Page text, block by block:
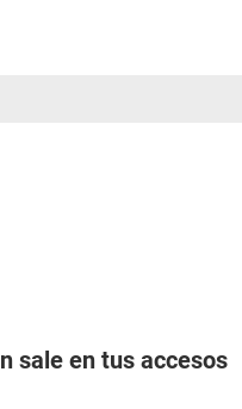
sale en tus accesos